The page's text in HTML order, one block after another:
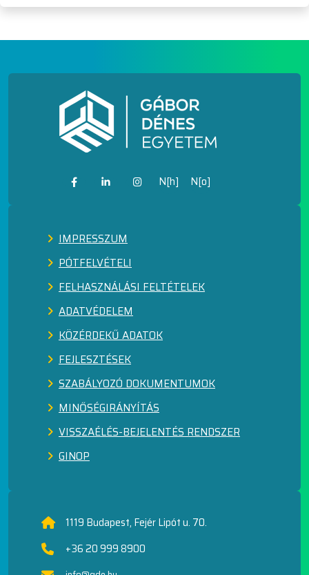
N[h] N[o]
IMPRESSZUM
PÓTFELVÉTELI
FELHASZNÁLÁSI FELTÉTELEK
ADATVÉDELEM
KÖZÉRDEKŰ ADATOK
FEJLESZTÉSEK
SZABÁLYOZÓ DOKUMENTUMOK
MINŐSÉGIRÁNYÍTÁS
VISSZAÉLÉS-BEJELENTÉS RENDSZER
GINOP
1119 Budapest, Fejér Lipót u. 70.
+36 20 999 8900